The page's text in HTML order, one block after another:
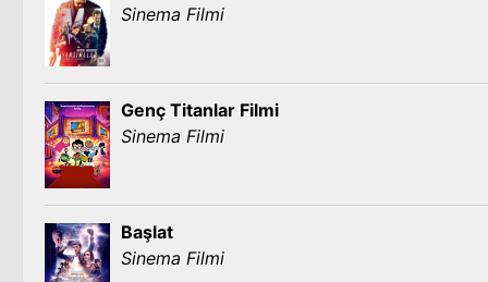
Sinema Filmi
Genç Titanlar Filmi
Sinema Filmi
Başlat
Sinema Filmi